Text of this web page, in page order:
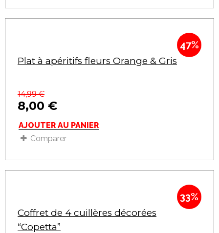
47%
Plat à apéritifs fleurs Orange & Gris
14,99€
8,00 €
AJOUTER AU PANIER
Comparer
33%
Coffret de 4 cuillères décorées
“Copetta”